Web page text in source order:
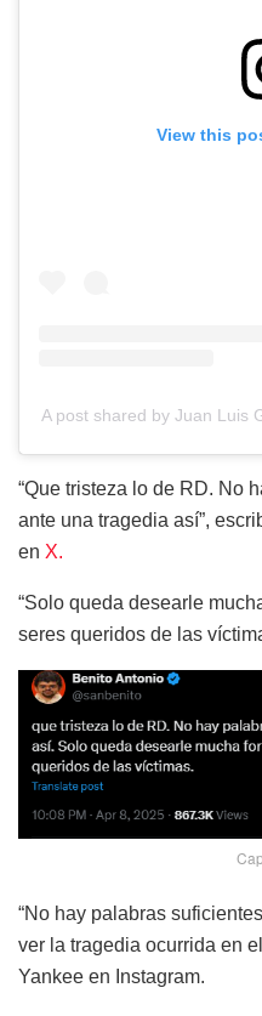
View this
A post shared by Juan Luis
“Que tristeza lo de RD. No
ante una tragedia así”,
en X.
“Solo queda desearle
seres queridos de las
“No hay palabras
ver la tragedia ocurrida en
Yankee en Instagram.